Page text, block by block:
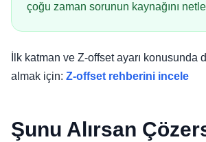
çoğu zaman sorunun kaynağını
İlk katman ve Z-offset ayarı konusunda
almak için: Z-offset rehberini incele
Şunu Alırsan